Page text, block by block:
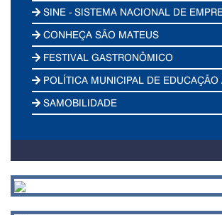
SINE - SISTEMA NACIONAL DE
CONHEÇA SÃO MATEUS
FESTIVAL GASTRONÔMICO
POLÍTICA MUNICIPAL DE
SAMOBILIDADE